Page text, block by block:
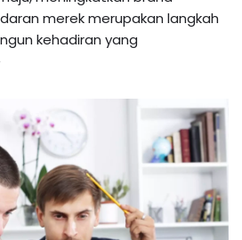
merek merupakan langkah
kehadiran yang